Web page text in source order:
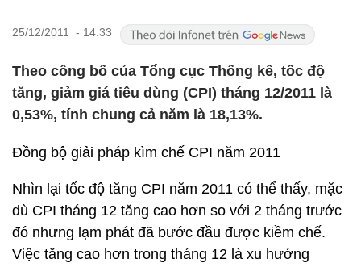
25/12/2011 - 14:33
Theo công bố của Tổng cục Thống kê, tốc độ
tăng, giảm giá tiêu dùng (CPI) tháng 12/2011 là
0,53%, tính chung cả năm là 18,13%.
Đồng bộ giải pháp kìm chế CPI năm 2011
Nhìn lại tốc độ tăng CPI năm 2011 có thể thấy, mặc
dù CPI tháng 12 tăng cao hơn so với 2 tháng trước
đó nhưng lạm phát đã bước đầu được kiềm chế.
Việc tăng cao hơn trong tháng 12 là xu hướng